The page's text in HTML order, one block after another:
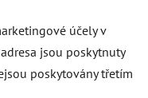
účely v
jsou poskytnuty
poskytovány třetím